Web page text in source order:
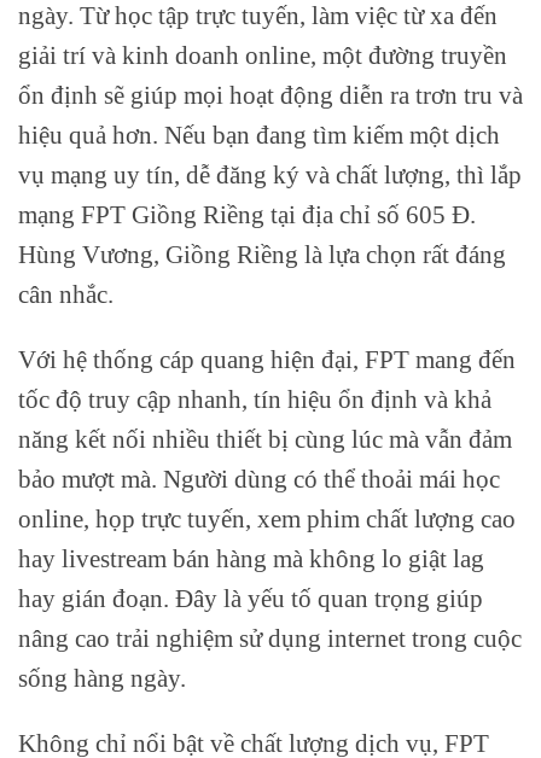
ngày. Từ học tập trực tuyến, làm việc từ xa đến
giải trí và kinh doanh online, một đường truyền
ổn định sẽ giúp mọi hoạt động diễn ra trơn tru và
hiệu quả hơn. Nếu bạn đang tìm kiếm một dịch
vụ mạng uy tín, dễ đăng ký và chất lượng, thì lắp
mạng FPT Giồng Riềng tại địa chỉ số 605 Đ.
Hùng Vương, Giồng Riềng là lựa chọn rất đáng
cân nhắc.
Với hệ thống cáp quang hiện đại, FPT mang đến
tốc độ truy cập nhanh, tín hiệu ổn định và khả
năng kết nối nhiều thiết bị cùng lúc mà vẫn đảm
bảo mượt mà. Người dùng có thể thoải mái học
online, họp trực tuyến, xem phim chất lượng cao
hay livestream bán hàng mà không lo giật lag
hay gián đoạn. Đây là yếu tố quan trọng giúp
nâng cao trải nghiệm sử dụng internet trong cuộc
sống hàng ngày.
Không chỉ nổi bật về chất lượng dịch vụ, FPT